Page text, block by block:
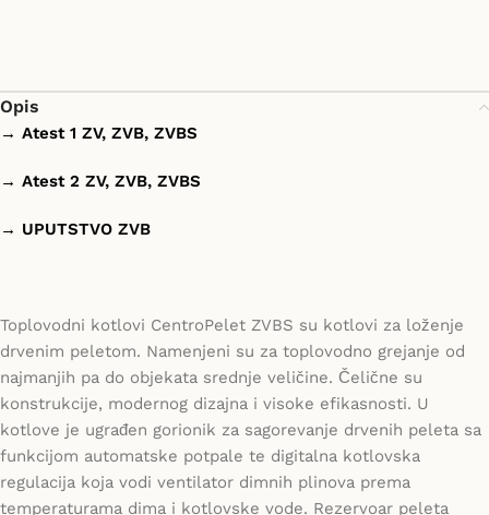
Opis
→ Atest 1 ZV, ZVB, ZVBS
→ Atest 2 ZV, ZVB, ZVBS
→ UPUTSTVO ZVB
Toplovodni kotlovi CentroPelet ZVBS su kotlovi za loženje
drvenim peletom. Namenjeni su za toplovodno grejanje od
najmanjih pa do objekata srednje veličine. Čelične su
konstrukcije, modernog dizajna i visoke efikasnosti. U
kotlove je ugrađen gorionik za sagorevanje drvenih peleta sa
funkcijom automatske potpale te digitalna kotlovska
regulacija koja vodi ventilator dimnih plinova prema
temperaturama dima i kotlovske vode. Rezervoar peleta